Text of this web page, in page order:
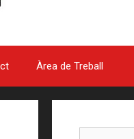
Àrea de Treball